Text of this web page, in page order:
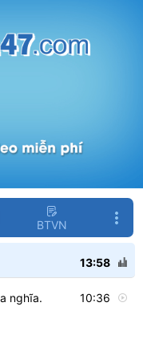
BTVN
13:58
nghĩa. 10:36